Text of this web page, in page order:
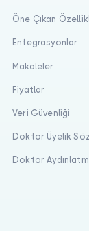
Öne Çıkan
Entegrasyonlar
Makaleler
Fiyatlar
Veri Güvenliği
Doktor Üyelik
Doktor